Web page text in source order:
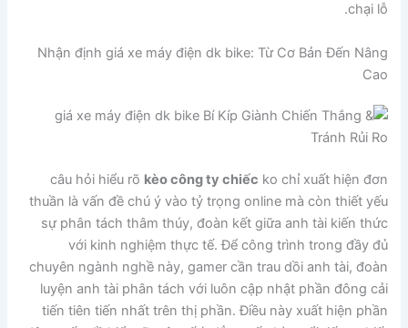
chại lỗ.
Nhận định giá xe máy điện dk bike: Từ Cơ Bản Đến Nâng
Cao
câu hỏi hiểu rõ kèo công ty chiếc ko chỉ xuất hiện đơn
thuần là vấn đề chú ý vào tỷ trọng online mà còn thiết yếu
sự phân tách thâm thúy, đoàn kết giữa anh tài kiến thức
với kinh nghiệm thực tế. Để công trình trong đầy đủ
chuyên ngành nghề này, gamer cần trau dồi anh tài, đoàn
luyện anh tài phân tách với luôn cập nhật phần đông cải
tiến tiên tiến nhất trên thị phần. Điều này xuất hiện phần